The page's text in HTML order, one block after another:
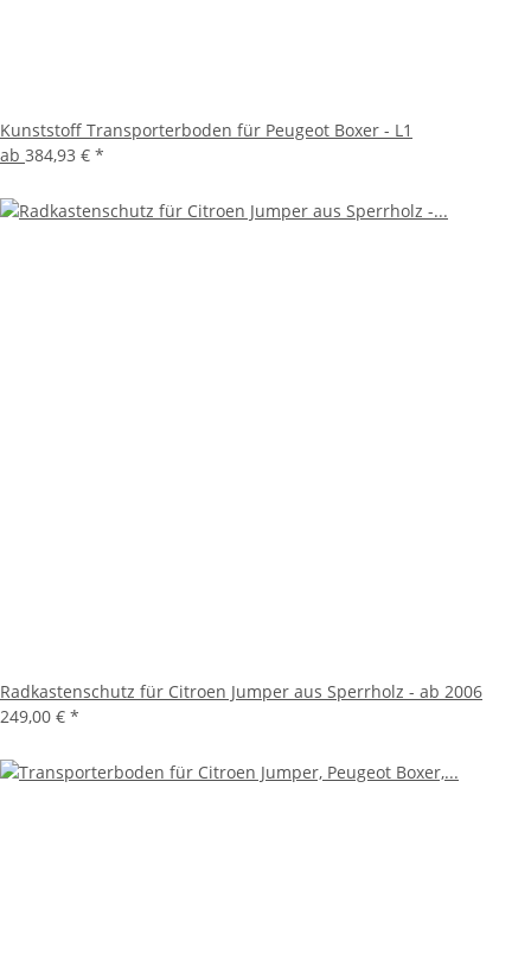
Kunststoff Transporterboden für Peugeot Boxer - L1
ab 384,93 € *
Radkastenschutz für Citroen Jumper aus Sperrholz - ab 2006
249,00 € *